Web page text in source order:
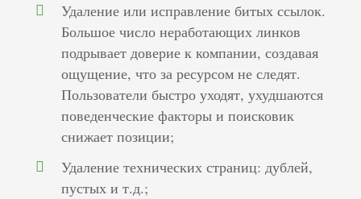
Удаление или исправление битых ссылок.
Большое число неработающих линков
подрывает доверие к компании, создавая
ощущение, что за ресурсом не следят.
Пользователи быстро уходят, ухудшаются
поведенческие факторы и поисковик
снижает позиции;
Удаление технических страниц: дублей,
пустых и т.д.;